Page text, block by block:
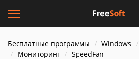
Бесплатные программы Windows
Мониторинг
SpeedFan